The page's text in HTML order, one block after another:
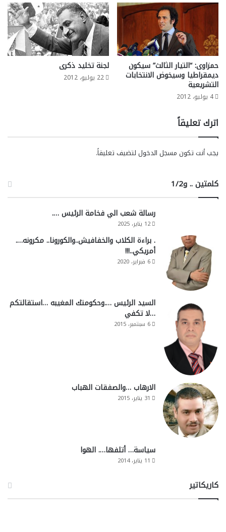
حمزاوى: “التيار الثالث” سيكون
ديمقراطيا وسيخوض الانتخابات
التشريعية
4 يوليو، 2012
لجنة تخليد ذكرى
22 يوليو، 2012
اترك تعليقاً
يجب أنت تكون مسجل الدخول لتضيف تعليقاً.
كلمتين .. و1/2
رسالة شعب الي فخامة الرئيس ….
12 يناير، 2025
. براءة الكلاب والخفافيش..والكورونا.. مكرونه….
أمريكي..!!!
6 فبراير، 2020
السيد الرئيس ….وحكومتك المغيبه …استقالتكم
…لا تكفي
6 سبتمبر، 2015
الارهاب …والصفقات الهباب
31 يناير، 2015
سياسة… أتلفها…. الهوا
11 يناير، 2014
كاريكاتير